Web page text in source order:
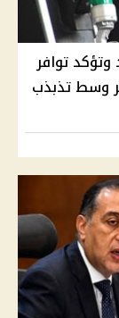
وتؤكد توافر
وسط تذبذب